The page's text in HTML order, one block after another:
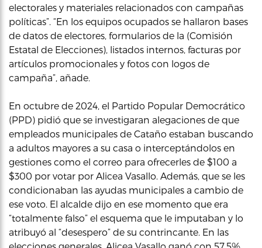
electorales y materiales relacionados con campañas
políticas”. “En los equipos ocupados se hallaron bases
de datos de electores, formularios de la (Comisión
Estatal de Elecciones), listados internos, facturas por
artículos promocionales y fotos con logos de
campaña”, añade.
En octubre de 2024, el Partido Popular Democrático
(PPD) pidió que se investigaran alegaciones de que
empleados municipales de Cataño estaban buscando
a adultos mayores a su casa o interceptándolos en
gestiones como el correo para ofrecerles de $100 a
$300 por votar por Alicea Vasallo. Además, que se les
condicionaban las ayudas municipales a cambio de
ese voto. El alcalde dijo en ese momento que era
“totalmente falso” el esquema que le imputaban y lo
atribuyó al “desespero” de su contrincante. En las
elecciones generales, Alicea Vasallo ganó con 57.5%